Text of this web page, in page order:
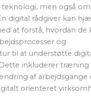
men også om
digital rådgiver kan
at forstå, hvordan de
og
til at understøtte
inkluderer træning
af arbejdsgange
orienteret